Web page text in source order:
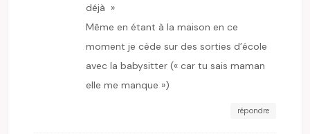
déjà »
Même en étant à la maison en ce
moment je cède sur des sorties d’école
avec la babysitter (« car tu sais maman
elle me manque »)
répondre